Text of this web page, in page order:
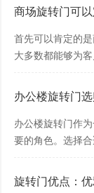
商场旋转门可以
首先可以肯定的
大多数都能够为客
办公楼旋转门
办公楼旋转门作
要的角色。选择
旋转门优点：